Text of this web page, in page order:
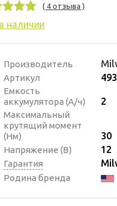
( 4 отзыва )
наличии
Производитель
Артикул
Емкость
аккумулятора (А/ч)
2
Максимальный
крутящий момент
(Нм)
30
Напряжение (В) 12
Гарантия
Родина бренда